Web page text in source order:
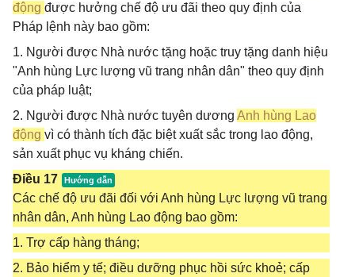
động được hưởng chế độ ưu đãi theo quy định của
Pháp lệnh này bao gồm:
1. Người được Nhà nước tặng hoặc truy tặng danh hiệu
"Anh hùng Lực lượng vũ trang nhân dân" theo quy định
của pháp luật;
2. Người được Nhà nước tuyên dương Anh hùng Lao
động vì có thành tích đặc biệt xuất sắc trong lao động,
sản xuất phục vụ kháng chiến.
Điều 17
Các chế độ ưu đãi đối với Anh hùng Lực lượng vũ trang
nhân dân, Anh hùng Lao động bao gồm:
1. Trợ cấp hàng tháng;
2. Bảo hiểm y tế; điều dưỡng phục hồi sức khoẻ; cấp